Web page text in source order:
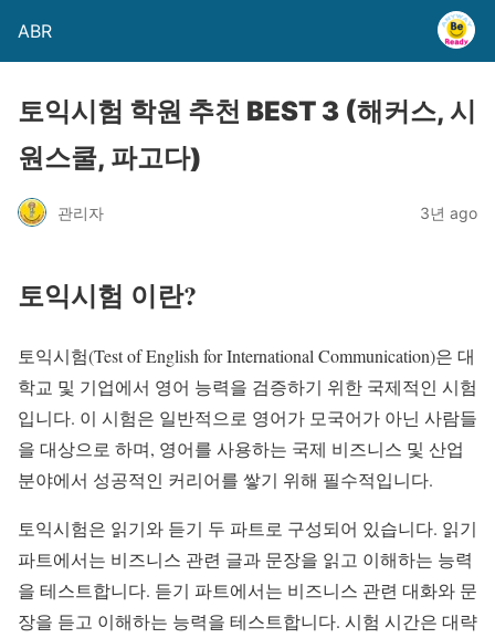
ABR
토익시험 학원 추천 BEST 3 (해커스, 시
원스쿨, 파고다)
관리자 3년 ago
토익시험 이란?
토익시험(Test of English for International Communication)은 대
학교 및 기업에서 영어 능력을 검증하기 위한 국제적인 시험
입니다. 이 시험은 일반적으로 영어가 모국어가 아닌 사람들
을 대상으로 하며, 영어를 사용하는 국제 비즈니스 및 산업
분야에서 성공적인 커리어를 쌓기 위해 필수적입니다.
토익시험은 읽기와 듣기 두 파트로 구성되어 있습니다. 읽기
파트에서는 비즈니스 관련 글과 문장을 읽고 이해하는 능력
을 테스트합니다. 듣기 파트에서는 비즈니스 관련 대화와 문
장을 듣고 이해하는 능력을 테스트합니다. 시험 시간은 대략